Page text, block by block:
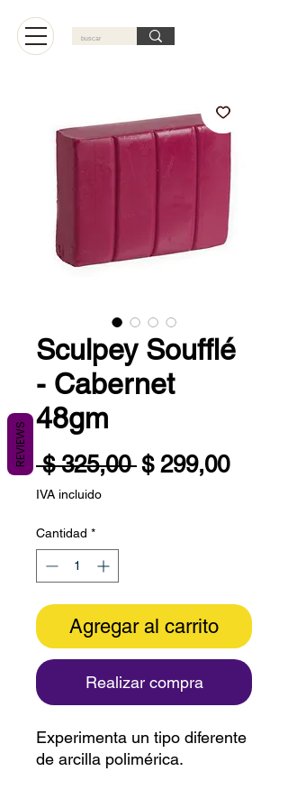
Sculpey Soufflé
- Cabernet
48gm
$ 325,00 Precio
$ 299,00Precio
IVA incluido
Cantidad *
Agregar al carrito
Realizar compra
Experimenta un tipo diferente
de arcilla polimérica.
REVIEWS